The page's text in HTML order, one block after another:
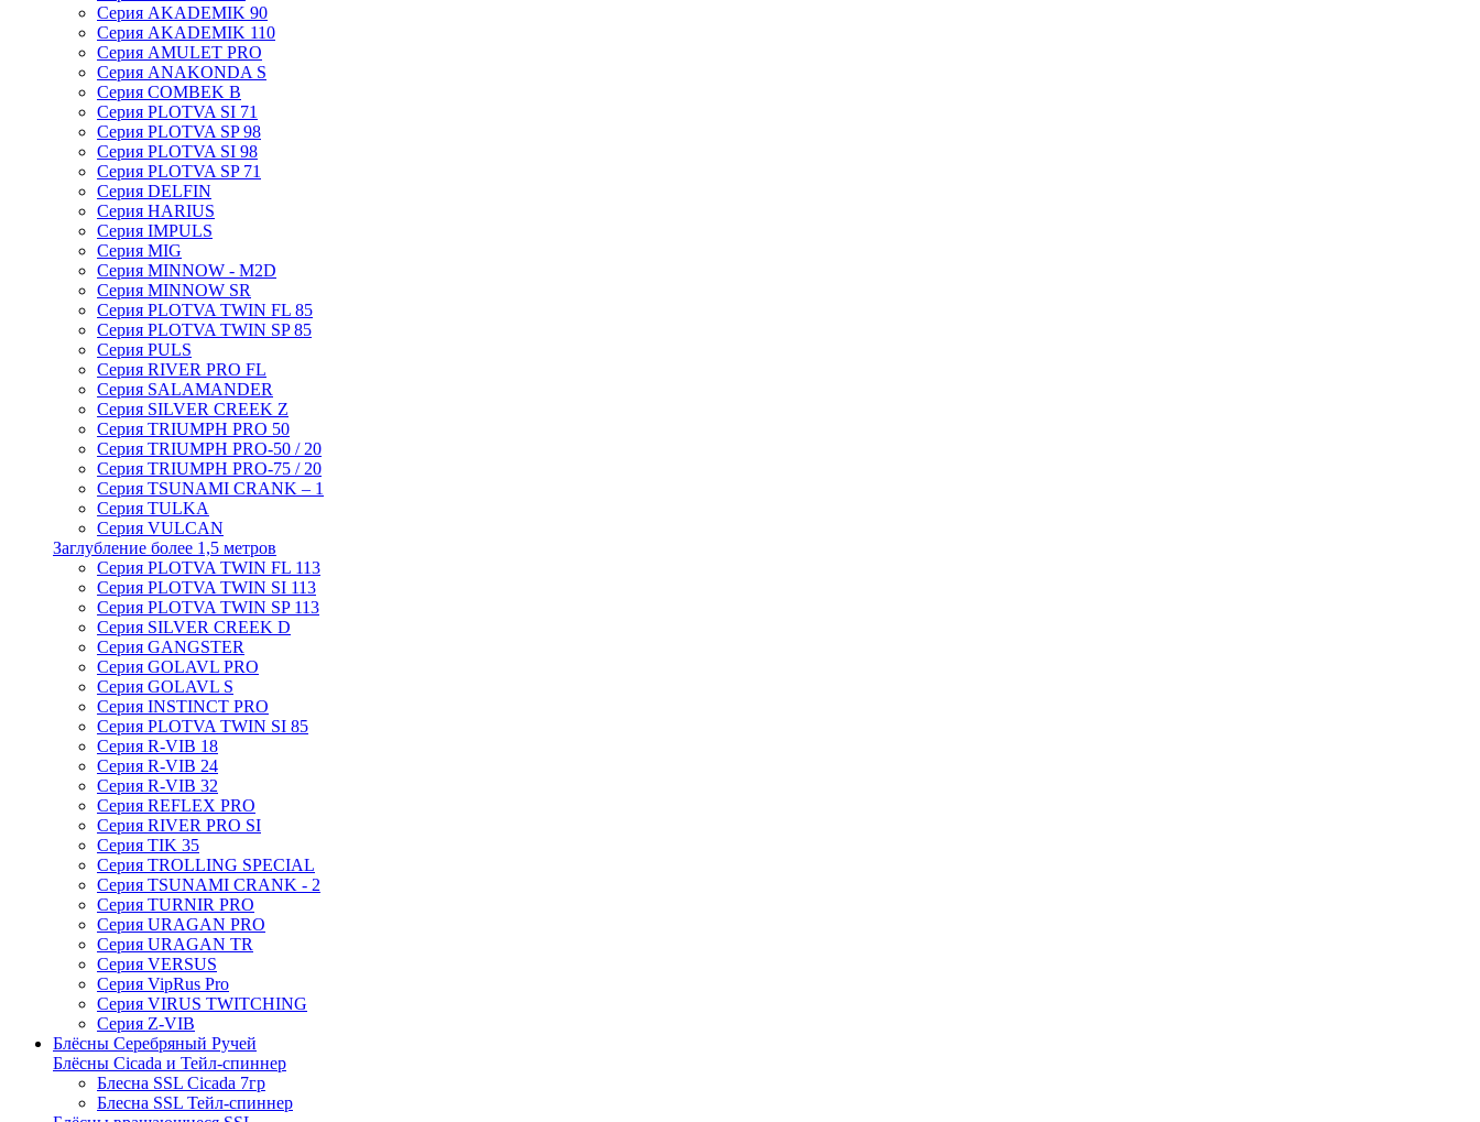
Серия AKADEMIK 90
Серия AKADEMIK 110
Серия AMULET PRO
Серия ANAKONDA S
Серия COMBEK B
Серия PLOTVA SI 71
Серия PLOTVA SP 98
Серия PLOTVA SI 98
Серия PLOTVA SP 71
Серия DELFIN
Серия HARIUS
Серия IMPULS
Серия MIG
Серия MINNOW - M2D
Серия MINNOW SR
Серия PLOTVA TWIN FL 85
Серия PLOTVA TWIN SP 85
Серия PULS
Серия RIVER PRO FL
Серия SALAMANDER
Серия SILVER CREEK Z
Серия TRIUMPH PRO 50
Серия TRIUMPH PRO-50 / 20
Серия TRIUMPH PRO-75 / 20
Серия TSUNAMI CRANK – 1
Серия TULKA
Серия VULCAN
Заглубление более 1,5 метров
Серия PLOTVA TWIN FL 113
Серия PLOTVA TWIN SI 113
Серия PLOTVA TWIN SP 113
Серия SILVER CREEK D
Серия GANGSTER
Серия GOLAVL PRO
Серия GOLAVL S
Серия INSTINCT PRO
Серия PLOTVA TWIN SI 85
Серия R-VIB 18
Серия R-VIB 24
Серия R-VIB 32
Серия REFLEX PRO
Серия RIVER PRO SI
Серия TIK 35
Серия TROLLING SPECIAL
Серия TSUNAMI CRANK - 2
Серия TURNIR PRO
Серия URAGAN PRO
Серия URAGAN TR
Серия VERSUS
Серия VipRus Pro
Серия VIRUS TWITCHING
Серия Z-VIB
Блёсны Серебряный Ручей
Блёсны Cicada и Тейл-спиннер
Блесна SSL Cicada 7гр
Блесна SSL Тейл-спиннер